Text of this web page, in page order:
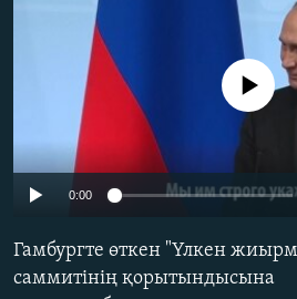
АРНАЙЫ ЖОБАЛАР
Русский
ЖАЗЫЛЫҢЫЗ
Басқа тілдерде
No media source
0:00
Гамбургте өткен "Үлкен
саммитінің қорытындысына